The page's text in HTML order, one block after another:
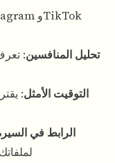
تحليل المنافسين:
التوقيت الأمثل:
الرابط في